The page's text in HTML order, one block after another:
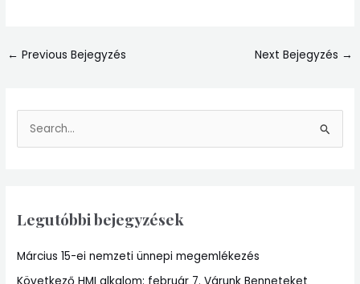
← Previous Bejegyzés Next Bejegyzés →
e
c
f
Legutóbbi bejegyzések
Március 15-ei nemzeti ünnepi megemlékezés
Következő HMI alkalom: február 7. Várunk Benneteket